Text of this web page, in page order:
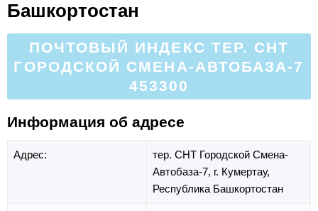
Башкортостан
ПОЧТОВЫЙ ИНДЕКС ТЕР. СНТ
ГОРОДСКОЙ СМЕНА-АВТОБАЗА-7
453300
Информация об адресе
Адрес:
тер. СНТ Городской Смена-
Автобаза-7, г. Кумертау,
Республика Башкортостан